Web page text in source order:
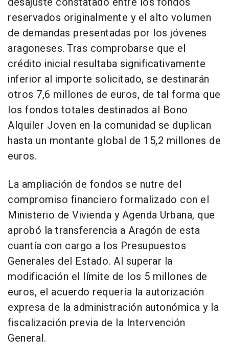
reservados originalmente y el alto volumen
de demandas presentadas por los jóvenes
aragoneses. Tras comprobarse que el
crédito inicial resultaba significativamente
inferior al importe solicitado, se destinarán
otros 7,6 millones de euros, de tal forma que
los fondos totales destinados al Bono
Alquiler Joven en la comunidad se duplican
hasta un montante global de 15,2 millones de
euros.
La ampliación de fondos se nutre del
compromiso financiero formalizado con el
Ministerio de Vivienda y Agenda Urbana, que
aprobó la transferencia a Aragón de esta
cuantía con cargo a los Presupuestos
Generales del Estado. Al superar la
modificación el límite de los 5 millones de
euros, el acuerdo requería la autorización
expresa de la administración autonómica y la
fiscalización previa de la Intervención
General.